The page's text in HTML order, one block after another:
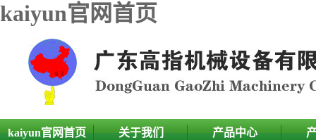
kaiyun官网首页
kaiyun官网首页 关于我们 产品中心